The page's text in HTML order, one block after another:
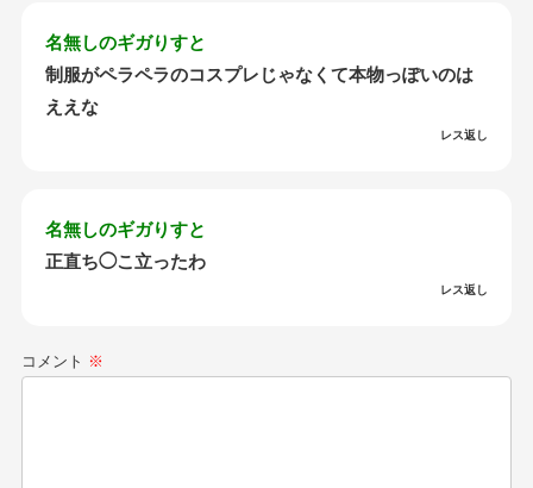
名無しのギガりすと
制服がペラペラのコスプレじゃなくて本物っぽいのは
ええな
レス返し
名無しのギガりすと
正直ち◯こ立ったわ
レス返し
コメント ※